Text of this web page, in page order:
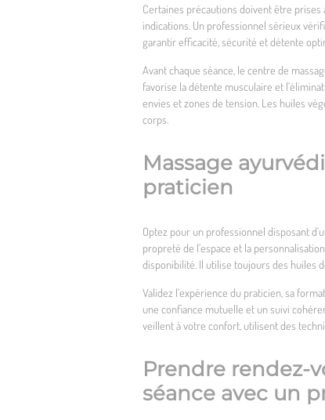
Certaines précautions doivent être
indications. Un professionnel sérieux
garantir efficacité, sécurité et détente
Avant chaque séance, le centre de
favorise la détente musculaire et
envies et zones de tension. Les huiles
corps.
Massage
praticien
Optez pour un professionnel disposant
propreté de l’espace et la
disponibilité. Il utilise toujours des huiles
Validez l’expérience du praticien, sa
une confiance mutuelle et un suivi
veillent à votre confort, utilisent des
Prendre rendez-
séance avec un